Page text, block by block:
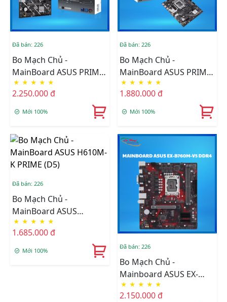
Đã bán: 226
Bo Mạch Chủ -
MainBoard ASUS PRIME
H810M-K DDR5
★ ★ ★ ★ ★
2.250.000 đ
Mới 100%
Đã bán: 226
Bo Mạch Chủ -
MainBoard ASUS PRIME
H610M-F WIFI D4
★ ★ ★ ★ ★
1.880.000 đ
Mới 100%
Đã bán: 226
Bo Mạch Chủ -
MainBoard ASUS
H610M-K PRIME (D5)
★ ★ ★ ★ ★
1.685.000 đ
Mới 100%
Đã bán: 226
Bo Mạch Chủ -
Mainboard ASUS EX-
B760M-V5 DDR4
★ ★ ★ ★ ★
2.150.000 đ